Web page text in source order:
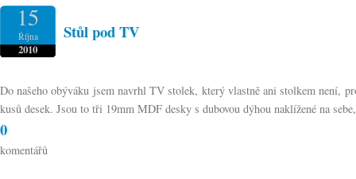
15
Října
2010
Stůl pod TV
Do našeho obýváku jsem navrhl TV stolek, který vlastně ani stolkem není,
kusů desek. Jsou to tři 19mm MDF desky s dubovou dýhou naklížené na
0
komentářů